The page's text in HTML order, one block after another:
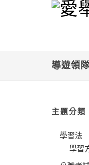
導遊領
主題分類
學習法
學習